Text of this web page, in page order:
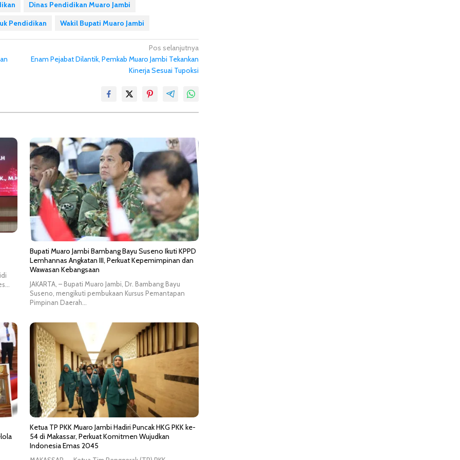
Dinas Pendidikan Muaro Jambi
Pendidikan Wakil Bupati Muaro Jambi
Pos selanjutnya
Enam Pejabat Dilantik, Pemkab Muaro Jambi Tekankan
Kinerja Sesuai Tupoksi
Bupati Muaro Jambi Bambang Bayu Suseno Ikuti KPPD
Lemhannas Angkatan III, Perkuat Kepemimpinan dan
Wawasan Kebangsaan
JAKARTA, – Bupati Muaro Jambi, Dr. Bambang Bayu
Suseno, mengikuti pembukaan Kursus Pemantapan
Pimpinan Daerah…
Ketua TP PKK Muaro Jambi Hadiri Puncak HKG PKK ke-
54 di Makassar, Perkuat Komitmen Wujudkan
Indonesia Emas 2045